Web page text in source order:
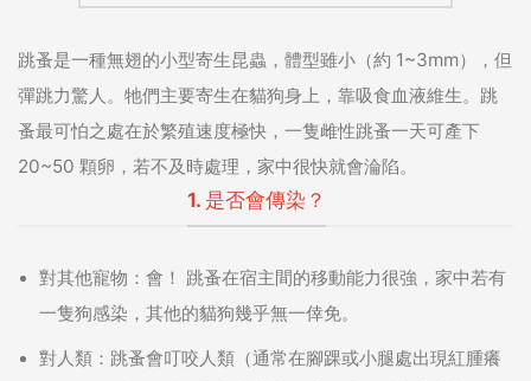
跳蚤是一種無翅的小型寄生昆蟲，體型雖小（約 1~3mm），但
彈跳力驚人。牠們主要寄生在貓狗身上，靠吸食血液維生。跳
蚤最可怕之處在於繁殖速度極快，一隻雌性跳蚤一天可產下
20~50 顆卵，若不及時處理，家中很快就會淪陷。
1. 是否會傳染？
對其他寵物：會！ 跳蚤在宿主間的移動能力很強，家中若有
一隻狗感染，其他的貓狗幾乎無一倖免。
對人類： 跳蚤會叮咬人類（通常在腳踝或小腿處出現紅腫癢